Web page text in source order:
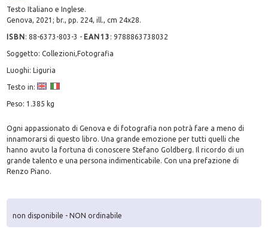
Testo Italiano e Inglese.
Genova, 2021; br., pp. 224, ill., cm 24x28.
ISBN:88-6373-803-3 - EAN13 :9788863738032
Soggetto: Collezioni,Fotografia
Luoghi: Liguria
Testo in:
Peso: 1.385 kg
Ogni appassionato di Genova e di fotografia non potrà fare a meno di
innamorarsi di questo libro. Una grande emozione per tutti quelli che
hanno avuto la fortuna di conoscere Stefano Goldberg. Il ricordo di un
grande talento e una persona indimenticabile. Con una prefazione di
Renzo Piano.
non disponibile - NON ordinabile